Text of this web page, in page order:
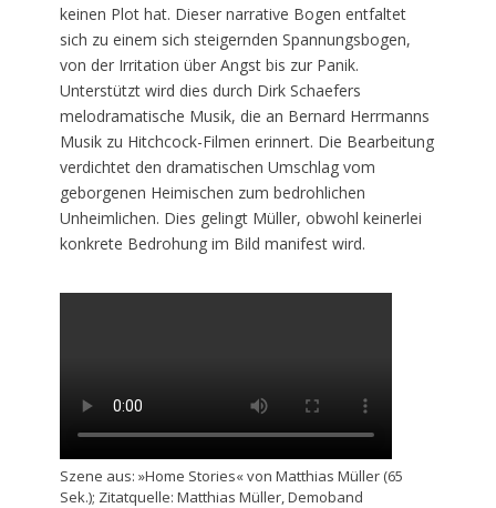
keinen Plot hat. Dieser narrative Bogen entfaltet
sich zu einem sich steigernden Spannungsbogen,
von der Irritation über Angst bis zur Panik.
Unterstützt wird dies durch Dirk Schaefers
melodramatische Musik, die an Bernard Herrmanns
Musik zu Hitchcock-Filmen erinnert. Die Bearbeitung
verdichtet den dramatischen Umschlag vom
geborgenen Heimischen zum bedrohlichen
Unheimlichen. Dies gelingt Müller, obwohl keinerlei
konkrete Bedrohung im Bild manifest wird.
Szene aus: »Home Stories« von Matthias Müller (65
Sek.); Zitatquelle: Matthias Müller, Demoband